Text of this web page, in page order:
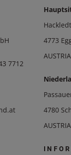
7712
4773
AUSTRIA
4780
AUSTRIA